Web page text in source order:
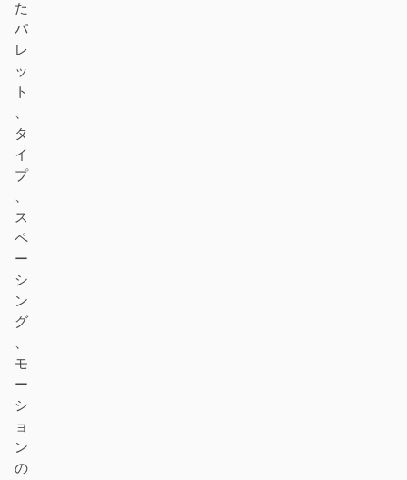
た
パ
レ
ッ
ト
、
タ
イ
プ
、
ス
ペ
ー
シ
ン
グ
、
モ
ー
シ
ョ
ン
の